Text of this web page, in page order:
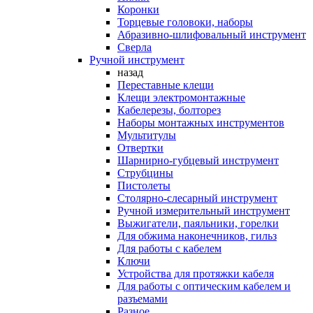
Коронки
Торцевые головоки, наборы
Абразивно-шлифовальный инструмент
Сверла
Ручной инструмент
назад
Переставные клещи
Клещи электромонтажные
Кабелерезы, болторез
Наборы монтажных инструментов
Мультитулы
Отвертки
Шарнирно-губцевый инструмент
Струбцины
Пистолеты
Столярно-слесарный инструмент
Ручной измерительный инструмент
Выжигатели, паяльники, горелки
Для обжима наконечников, гильз
Для работы с кабелем
Ключи
Устройства для протяжки кабеля
Для работы с оптическим кабелем и
разъемами